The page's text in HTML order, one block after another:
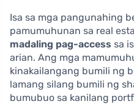
Isa sa mga pangunahing
pamumuhunan sa real
madaling pag-access sa
arian. Ang mga
kinakailangang bumili ng
lamang silang bumili ng
bumubuo sa kanilang